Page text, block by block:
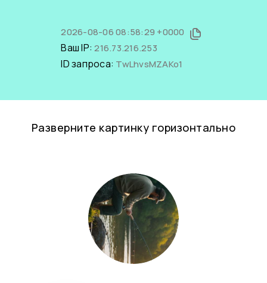
2026-08-06 08:58:29 +0000
Ваш IP:216.73.216.253
ID запроса: TwLhvsMZAKo1
Разверните картинку горизонтально